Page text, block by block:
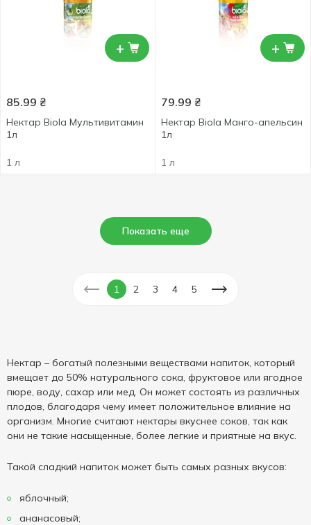
+
85.99 ₴
Нектар Biola Мультивитамин
1л
1 л
+
79.99 ₴
Нектар Biola Манго-апельсин
1л
1 л
Показать еще
1 2 3 4 5
Нектар – богатый полезными веществами напиток, который
вмещает до 50% натурального сока, фруктовое или ягодное
пюре, воду, сахар или мед. Он может состоять из различных
плодов, благодаря чему имеет положительное влияние на
организм. Многие считают нектары вкуснее соков, так как
они не такие насыщенные, более легкие и приятные на вкус.
Такой сладкий напиток может быть самых разных вкусов:
яблочный;
ананасовый;